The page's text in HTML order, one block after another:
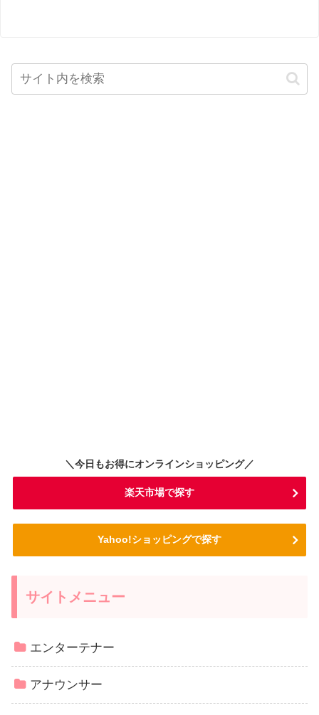
＼今日もお得にオンラインショッピング／
楽天市場で探す
Yahoo!ショッピングで探す
サイトメニュー
エンターテナー
アナウンサー